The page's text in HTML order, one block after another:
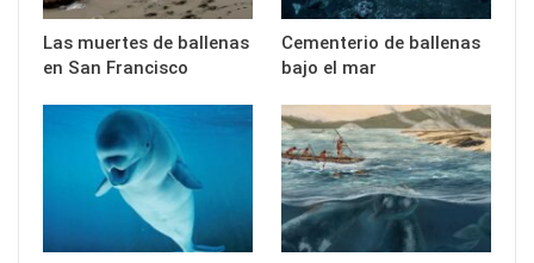
Las muertes de ballenas
en San Francisco
Cementerio de ballenas
bajo el mar